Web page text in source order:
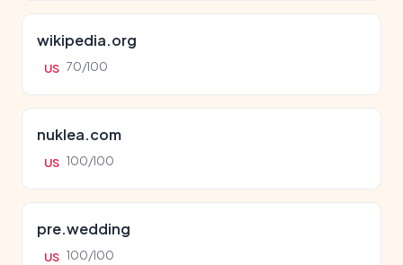
wikipedia.org
US 70/100
nuklea.com
US 100/100
pre.wedding
US 100/100